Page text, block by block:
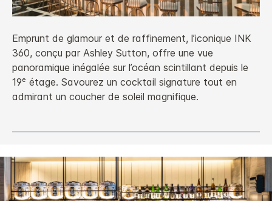
Emprunt de glamour et de raffinement, l’iconique INK
360, conçu par Ashley Sutton, offre une vue
panoramique inégalée sur l’océan scintillant depuis le
19ᵉ étage. Savourez un cocktail signature tout en
admirant un coucher de soleil magnifique.